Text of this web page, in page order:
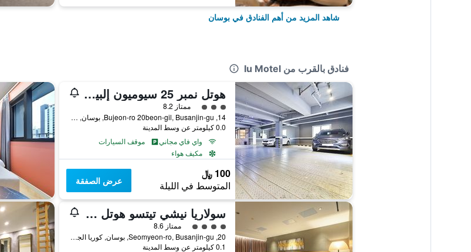
شاهد المزيد من أهم الفنادق في بوسان
فنادق بالقرب من Iu Motel
هوتل نمبر 25 سيوميون إلبيونجا
تقييم فئة 3ممتاز 8.2
14, Bujeon-ro 20beon-gil, Busanjin-gu, بوسان, كوريا الجنوبية
0.0 كيلومتر عن وسط المدينة
واي فاي مجاني
موقف السيارات
مكيف هواء
100 ﷼
المتوسط في الليلة عرض الصفقة
سولاريا نيشي تيتسو هوتل بوسان
تقييم فئة 4
ممتاز 8.6
20, Seomyeon-ro, Busanjin-gu, بوسان, كوريا الجنوبية
0.1 كيلومتر عن وسط المدينة